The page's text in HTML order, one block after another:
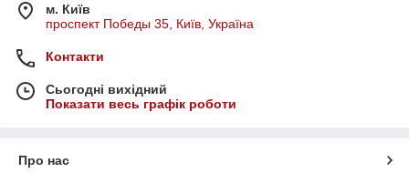
м. Київ
проспект Победы 35, Київ, Україна
Контакти
Сьогодні вихідний
Показати весь графік роботи
Про нас